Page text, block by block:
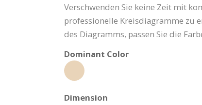
Verschwenden Sie keine Zeit mit
professionelle Kreisdiagramme zu
des Diagramms, passen Sie die
Dominant Color
Dimension